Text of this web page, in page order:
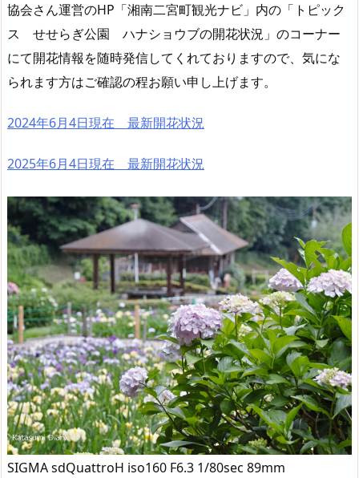
協会さん運営のHP「湘南二宮町観光ナビ」内の「トピック
ス せせらぎ公園 ハナショウブの開花状況」のコーナー
にて開花情報を随時発信してくれておりますので、気にな
られます方はご確認の程お願い申し上げます。
2024年6月4日現在 最新開花状況
2025年6月4日現在 最新開花状況
SIGMA sdQuattroH iso160 F6.3 1/80sec 89mm